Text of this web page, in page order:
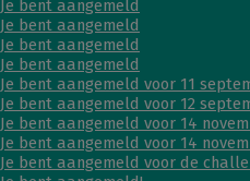
Je bent aangemeld
Je bent aangemeld
Je bent aangemeld
Je bent aangemeld
Je bent aangemeld voor 11
Je bent aangemeld voor 12
Je bent aangemeld voor 14
Je bent aangemeld voor 14
Je bent aangemeld voor de